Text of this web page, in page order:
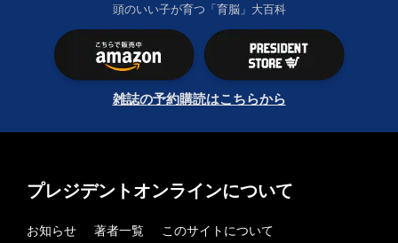
頭のいい子が育つ「育脳」大百科
雑誌の予約購読はこちらから
プレジデントオンラインについて
お知らせ 著者一覧
このサイトについて